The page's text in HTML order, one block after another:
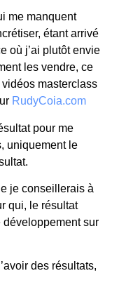
me manquent
étant arrivé
où j’ai plutôt envie
les vendre, ce
masterclass
RudyCoia.com
pour me
uniquement le
je conseillerais à
qui, le résultat
sur
des résultats,